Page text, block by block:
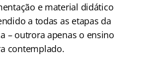
e material didático
a todas as etapas da
– outrora apenas o ensino
contemplado.